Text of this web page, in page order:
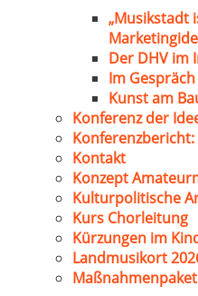
„Musikstadt
Der DHV im
Im
Kunst am
Konferenz der
Kontakt
Konzept
Kulturpolitische
Kurs Chorleitung
Kürzungen im
Landmusikort